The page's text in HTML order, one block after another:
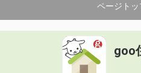
ページトッ
goo